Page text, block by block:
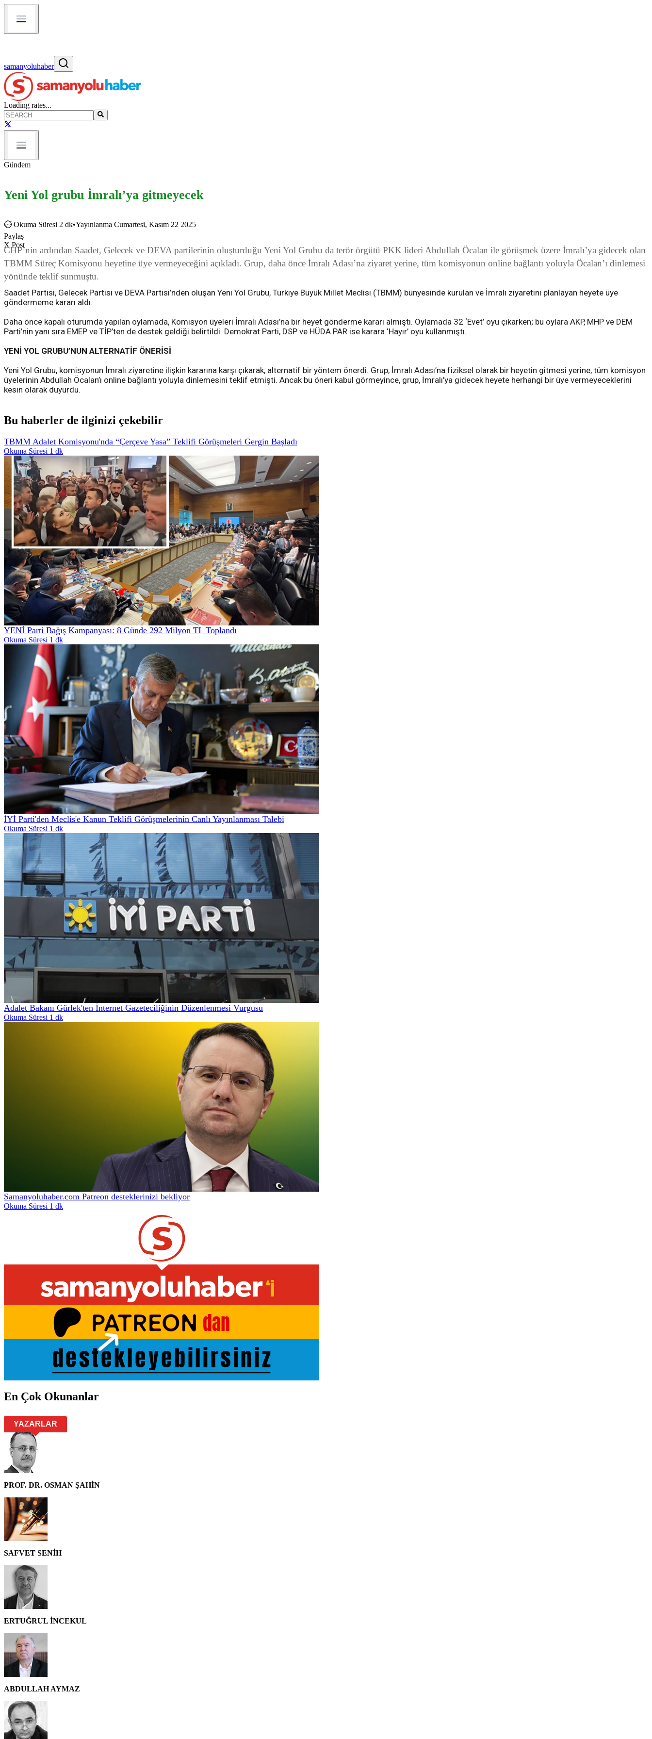
samanyoluhaber
Loading rates...
Gündem
Yeni Yol grubu İmralı’ya gitmeyecek
⏱ Okuma Süresi 2 dk•Yayınlanma Cumartesi, Kasım 22 2025
Paylaş
X Post
CHP’nin ardından Saadet, Gelecek ve DEVA partilerinin oluşturduğu Yeni Yol Grubu da terör örgütü PKK lideri Abdullah Öcalan ile görüşmek üzere İmralı’ya gidecek olan
TBMM Süreç Komisyonu heyetine üye vermeyeceğini açıkladı. Grup, daha önce İmralı Adası’na ziyaret yerine, tüm komisyonun online bağlantı yoluyla Öcalan’ı dinlemesi
yönünde teklif sunmuştu.
Saadet Partisi, Gelecek Partisi ve DEVA Partisi’nden oluşan Yeni Yol Grubu, Türkiye Büyük Millet Meclisi (TBMM) bünyesinde kurulan ve İmralı ziyaretini planlayan heyete üye
göndermeme kararı aldı.
Daha önce kapalı oturumda yapılan oylamada, Komisyon üyeleri İmralı Adası’na bir heyet gönderme kararı almıştı. Oylamada 32 ‘Evet’ oyu çıkarken; bu oylara AKP, MHP ve DEM
Parti’nin yanı sıra EMEP ve TİP’ten de destek geldiği belirtildi. Demokrat Parti, DSP ve HÜDA PAR ise karara ‘Hayır’ oyu kullanmıştı.
YENİ YOL GRUBU’NUN ALTERNATİF ÖNERİSİ
Yeni Yol Grubu, komisyonun İmralı ziyaretine ilişkin kararına karşı çıkarak, alternatif bir yöntem önerdi. Grup, İmralı Adası’na fiziksel olarak bir heyetin gitmesi yerine, tüm komisyon
üyelerinin Abdullah Öcalan’ı online bağlantı yoluyla dinlemesini teklif etmişti. Ancak bu öneri kabul görmeyince, grup, İmralı’ya gidecek heyete herhangi bir üye vermeyeceklerini
kesin olarak duyurdu.
Bu haberler de ilginizi çekebilir
TBMM Adalet Komisyonu'nda “Çerçeve Yasa” Teklifi Görüşmeleri Gergin Başladı
Okuma Süresi 1 dk
YENİ Parti Bağış Kampanyası: 8 Günde 292 Milyon TL Toplandı
Okuma Süresi 1 dk
İYİ Parti'den Meclis'e Kanun Teklifi Görüşmelerinin Canlı Yayınlanması Talebi
Okuma Süresi 1 dk
Adalet Bakanı Gürlek'ten İnternet Gazeteciliğinin Düzenlenmesi Vurgusu
Okuma Süresi 1 dk
Samanyoluhaber.com Patreon desteklerinizi bekliyor
Okuma Süresi 1 dk
En Çok Okunanlar
YAZARLAR
PROF. DR. OSMAN ŞAHİN
SAFVET SENİH
ERTUĞRUL İNCEKUL
ABDULLAH AYMAZ